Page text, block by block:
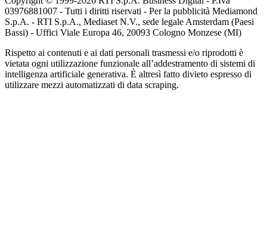
03976881007 - Tutti i diritti riservati - Per la pubblicità Mediamond
S.p.A. - RTI S.p.A., Mediaset N.V., sede legale Amsterdam (Paesi
Bassi) - Uffici Viale Europa 46, 20093 Cologno Monzese (MI)
Rispetto ai contenuti e ai dati personali trasmessi e/o riprodotti è
vietata ogni utilizzazione funzionale all’addestramento di sistemi di
intelligenza artificiale generativa. È altresì fatto divieto espresso di
utilizzare mezzi automatizzati di data scraping.